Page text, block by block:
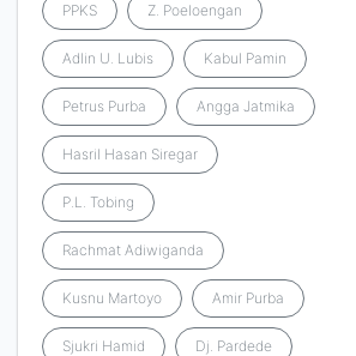
PPKS Z. Poeloengan
Adlin U. Lubis Kabul Pamin
Petrus Purba Angga Jatmika
Hasril Hasan Siregar
P.L. Tobing
Rachmat Adiwiganda
Kusnu Martoyo Amir Purba
Sjukri Hamid Dj. Pardede